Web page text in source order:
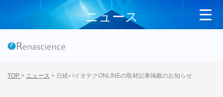
ニュース
TOP > ニュース > 日経バイオテクONLINEの取材記事掲載のお知らせ